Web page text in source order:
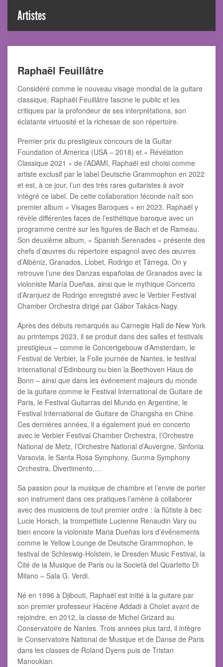
Artistes
Raphaël Feuillâtre
Considéré comme le nouveau visage mondial de la guitare
classique, Raphaël Feuillâtre fascine le public et les
critiques par la profondeur de ses interprétations, son
éclatante virtuosité et la richesse de son répertoire.
Premier prix du prestigieux concours de la Guitar
Foundation of America (USA – 2018) et « Révélation
Classique 2021 » de l’ADAMI, Raphaël est choisi comme
artiste exclusif par le label Deutsche Grammophon en 2022
et est, à ce jour, l’un des très rares guitaristes à avoir
intégré ce label. De cette collaboration féconde naît son
premier album « Visages Baroques » en 2023. Raphaël y
révèle différentes faces de l’esthétique baroque avec un
programme centré sur les figures de Bach et de Rameau.
Son deuxième album, « Spanish Serenades » présente des
chefs d’œuvres du répertoire espagnol avec des œuvres
d’Albéniz, Granados, Llobet, Rodrigo et Tárrega. On y
retrouve l’une des Danzas españolas de Granados avec la
violoniste María Dueñas, ainsi que le mythique Concerto
d’Aranjuez de Rodrigo enregistré avec le Verbier Festival
Chamber Orchestra dirigé par Gábor Takács-Nagy.
Après des débuts remarqués au Carnegie Hall de New York
au printemps 2023, il se produit dans des salles et festivals
prestigieux – comme le Concertgebouw d’Amsterdam, le
Festival de Verbier, la Folle journée de Nantes, le festival
international d’Edinbourg ou bien la Beethoven Haus de
Bonn – ainsi que dans les événement majeurs du monde
de la guitare comme le Festival International de Guitare de
Paris, le Festival Guitarras del Mundo en Argentine, le
Festival International de Guitare de Changsha en Chine.
Ces dernières années, il a également joué en concerto
avec le Verbier Festival Chamber Orchestra, l’Orchestre
National de Metz, l’Orchestre National d’Auvergne, Sinfonia
Varsovia, le Santa Rosa Symphony, Gunma Symphony
Orchestra, Divertimento,…
Sa passion pour la musique de chambre et l’envie de porter
son instrument dans ces pratiques l’amène à collaborer
avec des musiciens de tout premier ordre : la flûtiste à bec
Lucie Horsch, la trompettiste Lucienne Renaudin Vary ou
bien encore la violoniste Maria Dueñas lors d’événements
comme le Yellow Lounge de Deutsche Grammophon, le
festival de Schleswig-Holstein, le Dresden Music Festival, la
Cité de la Musique de Paris ou la Società del Quartetto Di
Milano – Sala G. Verdi.
Né en 1996 à Djibouti, Raphaël est initié à la guitare par
son premier professeur Hacène Addadi à Cholet avant de
rejoindre, en 2012, la classe de Michel Grizard au
Conservatoire de Nantes. Trois années plus tard, il intègre
le Conservatoire National de Musique et de Danse de Paris
dans les classes de Roland Dyens puis de Tristan
Manoukian.